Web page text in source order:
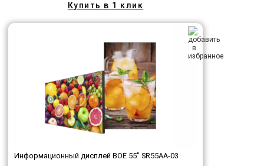
Купить в 1 клик
Информационный дисплей BOE 55" SR55AA-03